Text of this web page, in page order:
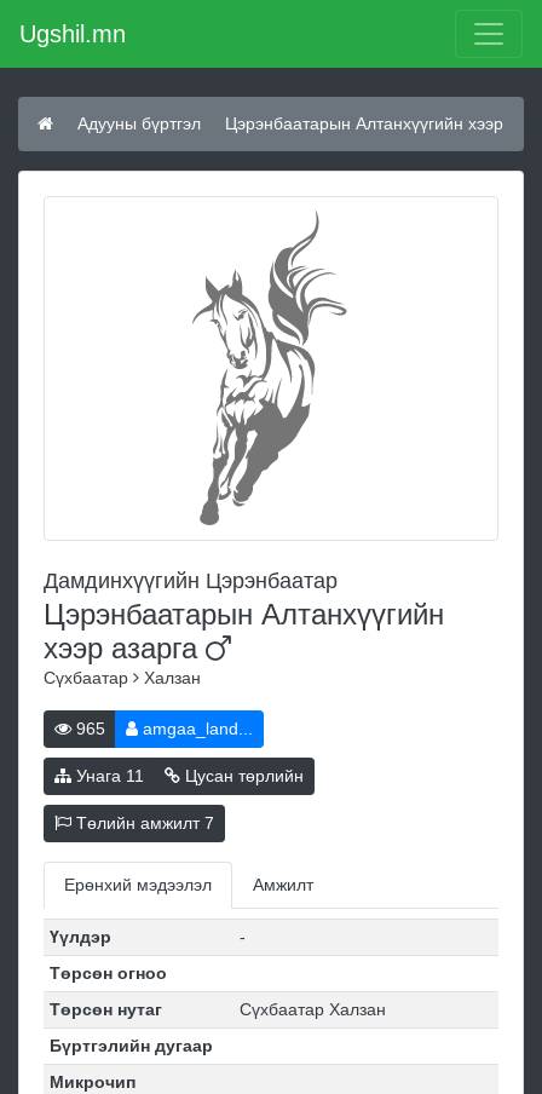
Ugshil.mn
Адууны бүртгэл Цэрэнбаатарын Алтанхүүгийн хээр
Дамдинхүүгийн Цэрэнбаатар
Цэрэнбаатарын Алтанхүүгийн
хээр азарга
Сүхбаатар Халзан
965 amgaa_land...
Унага 11 Цусан төрлийн
Төлийн амжилт7
Ерөнхий мэдээлэл Амжилт
Үүлдэр
-
Төрсөн огноо
Төрсөн нутаг
Сүхбаатар Халзан
Бүртгэлийн дугаар
Микрочип